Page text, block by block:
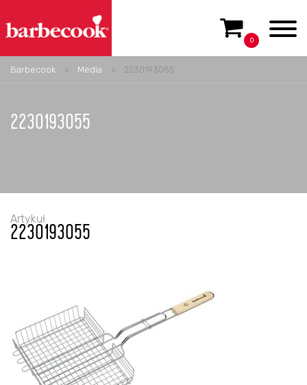
0
Barbecook > Media > 2230193055
2230193055
Artykuł
2230193055